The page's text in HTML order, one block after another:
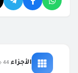
الأجزاء 44 جزء متاح